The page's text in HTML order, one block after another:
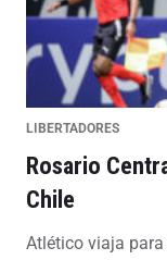
LIBERTADORES
Rosario
Chile
Atlético viaja